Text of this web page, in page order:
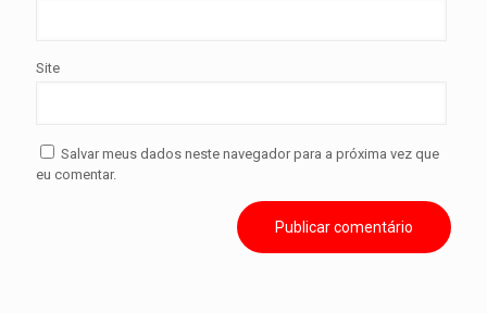
Site
Salvar meus dados neste navegador para a próxima vez que
eu comentar.